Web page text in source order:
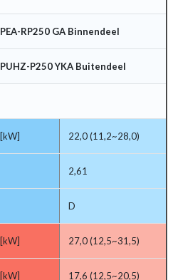
PEA-RP250 GA Binnendeel
PUHZ-P250 YKA Buitendeel
[kW] 22,0 (11,2~28,0)
2,61
D
[kW] 27,0 (12,5~31,5)
[kW] 17,6 (12,5~20,5)